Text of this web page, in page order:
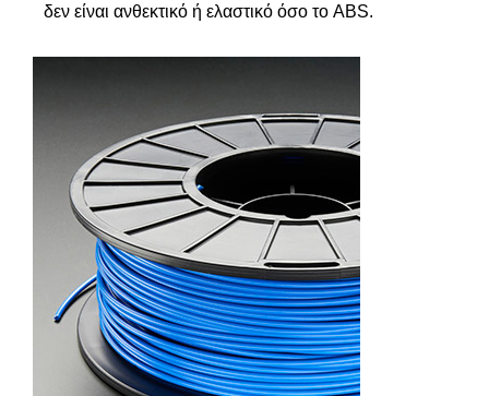
δεν είναι ανθεκτικό ή ελαστικό όσο το ABS.